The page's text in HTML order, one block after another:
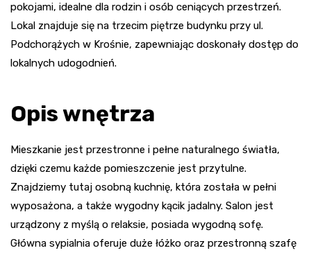
pokojami, idealne dla rodzin i osób ceniących przestrzeń.
Lokal znajduje się na trzecim piętrze budynku przy ul.
Podchorążych w Krośnie, zapewniając doskonały dostęp do
lokalnych udogodnień.
Opis wnętrza
Mieszkanie jest przestronne i pełne naturalnego światła,
dzięki czemu każde pomieszczenie jest przytulne.
Znajdziemy tutaj osobną kuchnię, która została w pełni
wyposażona, a także wygodny kącik jadalny. Salon jest
urządzony z myślą o relaksie, posiada wygodną sofę.
Główna sypialnia oferuje duże łóżko oraz przestronną szafę